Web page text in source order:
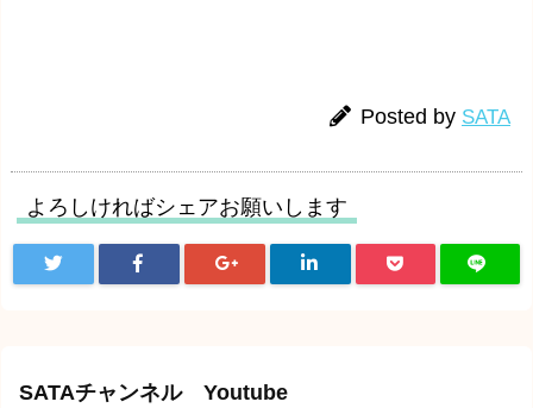
Posted by SATA
よろしければシェアお願いします
SATAチャンネル Youtube